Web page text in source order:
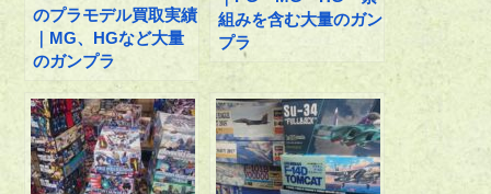
のプラモデル買取実績
｜MG、HGなど大量
のガンプラ
組みを含む大量のガン
プラ